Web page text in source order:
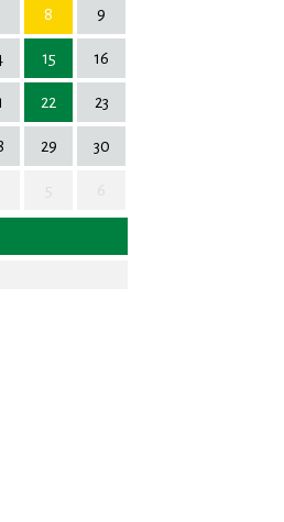
8 9
15 16
22 23
29 30